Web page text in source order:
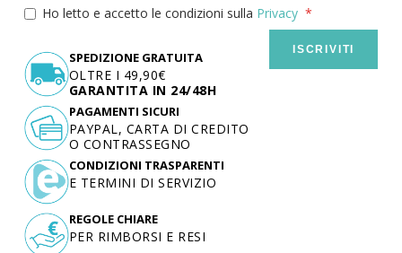
Ho letto e accetto le condizioni sulla Privacy
ISCRIVITI
SPEDIZIONE GRATUITA
OLTRE I 49,90€
GARANTITA IN 24/48H
PAGAMENTI SICURI
PAYPAL, CARTA DI CREDITO
O CONTRASSEGNO
CONDIZIONI TRASPARENTI
E TERMINI DI SERVIZIO
REGOLE CHIARE
PER RIMBORSI E RESI